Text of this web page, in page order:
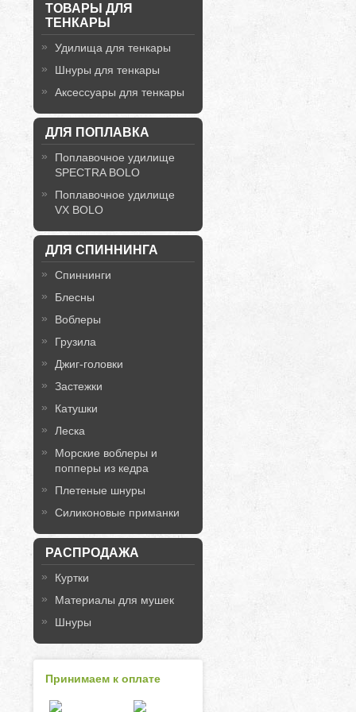
ТОВАРЫ ДЛЯ
ТЕНКАРЫ
Удилища для тенкары
Шнуры для тенкары
Аксессуары для тенкары
ДЛЯ ПОПЛАВКА
Поплавочное удилище
SPECTRA BOLO
Поплавочное удилище
VX BOLO
ДЛЯ СПИННИНГА
Спиннинги
Блесны
Воблеры
Грузила
Джиг-головки
Застежки
Катушки
Леска
Морские воблеры и
попперы из кедра
Плетеные шнуры
Силиконовые приманки
РАСПРОДАЖА
Куртки
Материалы для мушек
Шнуры
Принимаем к оплате